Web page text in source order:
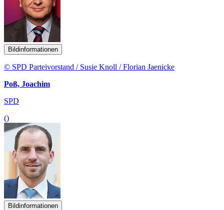
Bildinformationen
© SPD Parteivorstand / Susie Knoll / Florian Jaenicke
Poß, Joachim
SPD
()
Bildinformationen